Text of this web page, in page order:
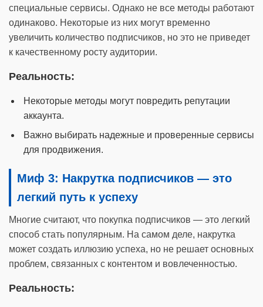
специальные сервисы. Однако не все методы работают
одинаково. Некоторые из них могут временно
увеличить количество подписчиков, но это не приведет
к качественному росту аудитории.
Реальность:
Некоторые методы могут повредить репутации
аккаунта.
Важно выбирать надежные и проверенные сервисы
для продвижения.
Миф 3: Накрутка подписчиков — это
легкий путь к успеху
Многие считают, что покупка подписчиков — это легкий
способ стать популярным. На самом деле, накрутка
может создать иллюзию успеха, но не решает основных
проблем, связанных с контентом и вовлеченностью.
Реальность: